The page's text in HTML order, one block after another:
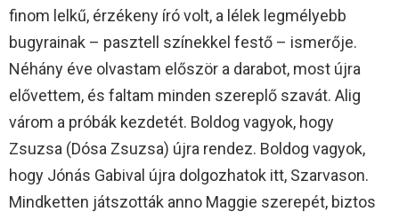
finom lelkű, érzékeny író volt, a lélek legmélyebb
bugyrainak – pasztell színekkel festő – ismerője.
Néhány éve olvastam először a darabot, most újra
elővettem, és faltam minden szereplő szavát. Alig
várom a próbák kezdetét. Boldog vagyok, hogy
Zsuzsa (Dósa Zsuzsa) újra rendez. Boldog vagyok,
hogy Jónás Gabival újra dolgozhatok itt, Szarvason.
Mindketten játszották anno Maggie szerepét, biztos